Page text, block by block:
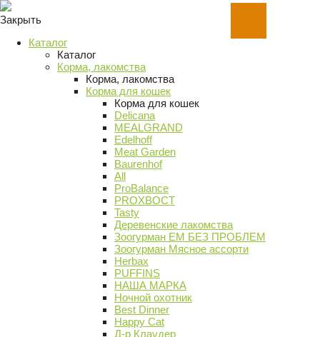
Закрыть
Каталог
Каталог
Корма, лакомства
Корма, лакомства
Корма для кошек
Корма для кошек
Delicana
MEALGRAND
Edelhoff
Meat Garden
Baurenhof
All
ProBalance
PROХВОСТ
Tasty
Деревенские лакомства
Зоогурман ЕМ БЕЗ ПРОБЛЕМ
Зоогурман Мясное ассорти
Herbax
PUFFINS
НАША МАРКА
Ночной охотник
Best Dinner
Happy Cat
Д-р Клаудер